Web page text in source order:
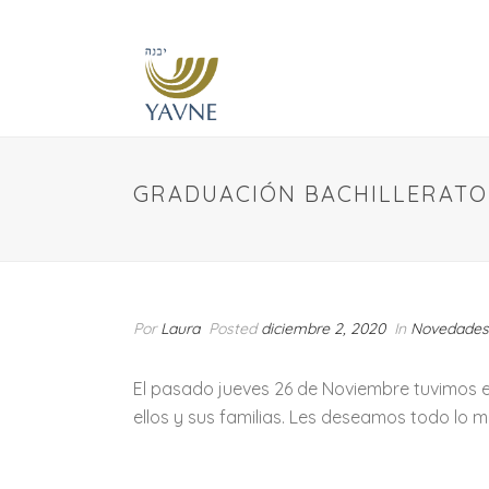
GRADUACIÓN BACHILLERATO
PorLaura Posteddiciembre 2, 2020 In Novedades
El pasado jueves 26 de Noviembre
ellos y sus familias. Les deseamos todo lo